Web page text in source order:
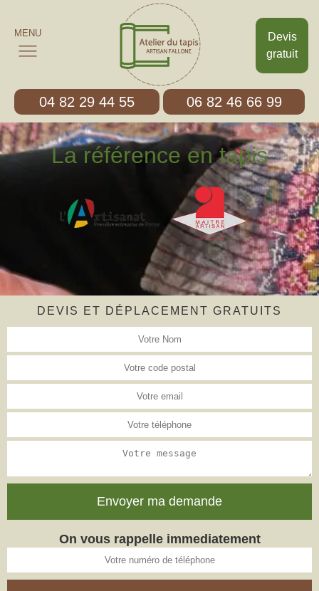
Devis
gratuit
MENU
04 82 29 44 55 06 82 46 66 99
La référence en tapis
DEVIS ET DÉPLACEMENT GRATUITS
On vous rappelle immediatement